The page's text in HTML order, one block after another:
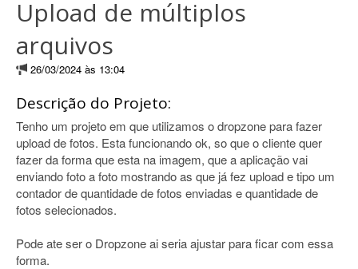
Upload de múltiplos
arquivos
26/03/2024 às 13:04
Descrição do Projeto:
Tenho um projeto em que utilizamos o dropzone para fazer
upload de fotos. Esta funcionando ok, so que o cliente quer
fazer da forma que esta na imagem, que a aplicação vai
enviando foto a foto mostrando as que já fez upload e tipo um
contador de quantidade de fotos enviadas e quantidade de
fotos selecionados.
Pode ate ser o Dropzone ai seria ajustar para ficar com essa
forma.